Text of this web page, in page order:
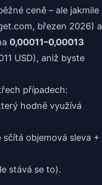
ceně – ale jakmile
březen 2026) a
0,00011–0,00013
USD), aniž byste
případech:
hodně využívá
objemová sleva +
stává se to).